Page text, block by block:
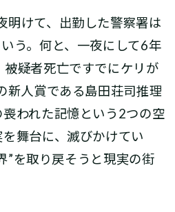
けて、出勤した警察署は
う。何と、一夜にして6年
疑者死亡ですでにケリが
新人賞である島田荘司推理
われた記憶という2つの空
舞台に、滅びかけてい
”を取り戻そうと現実の街